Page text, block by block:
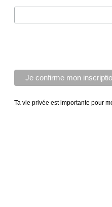
Ta vie privée est importante pour